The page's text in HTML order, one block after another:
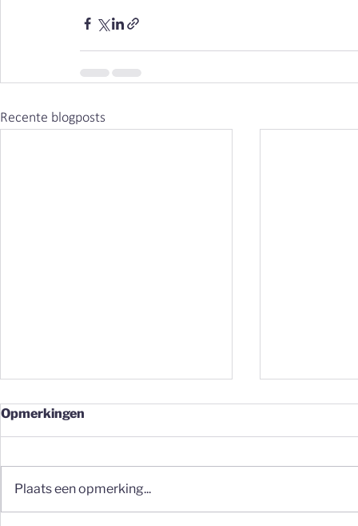
Recente blogposts
Opmerkingen
Plaats een opmerking...